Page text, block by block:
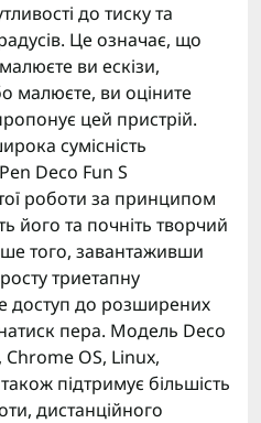
до тиску та
Це означає, що
ви ескізи,
малюєте, ви оціните
цей пристрій.
сумісність
Deco Fun S
роботи за принципом
його та почніть творчий
того, завантаживши
триетапну
доступ до розширених
пера. Модель Deco
Chrome OS, Linux,
підтримує більшість
дистанційного